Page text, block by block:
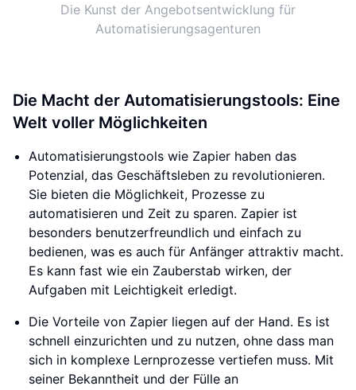
Die Kunst der Angebotsentwicklung für
Automatisierungsagenturen
Die Macht der Automatisierungstools: Eine
Welt voller Möglichkeiten
Automatisierungstools wie Zapier haben das
Potenzial, das Geschäftsleben zu revolutionieren.
Sie bieten die Möglichkeit, Prozesse zu
automatisieren und Zeit zu sparen. Zapier ist
besonders benutzerfreundlich und einfach zu
bedienen, was es auch für Anfänger attraktiv macht.
Es kann fast wie ein Zauberstab wirken, der
Aufgaben mit Leichtigkeit erledigt.
Die Vorteile von Zapier liegen auf der Hand. Es ist
schnell einzurichten und zu nutzen, ohne dass man
sich in komplexe Lernprozesse vertiefen muss. Mit
seiner Bekanntheit und der Fülle an